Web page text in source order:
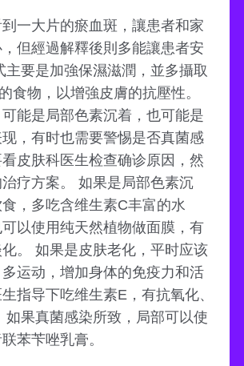
一大片的瘀血斑，讓患者和家
但經過解釋後則多能讓患者安
主要是加強保濕滋潤，並多攝取
食物，以增強皮膚的抗壓性。
能是局部色素沉着，也可能是
，有时也需要警惕是否真菌感
皮肤科医生检查确诊原因，然
疗方案。 如果是局部色素沉
，多吃含维生素C丰富的水
以使用纯天然植物做面膜，有
。 如果是皮肤老化，平时应该
运动，增加身体的免疫力和活
指导下吃维生素E，有抗氧化、
如果真菌感染所致，局部可以使
苯苄唑乳膏。